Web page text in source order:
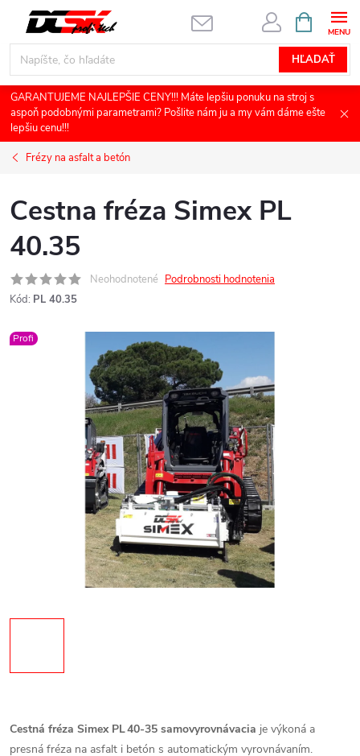
obsah
HĽADAŤ
KOŠÍK
GARANTUJEME NAJLEPŠIE CENY!!! Máte lepšiu ponuku na stroj s
aspoň podobnými parametrami? Pošlite nám ju a my vám dáme ešte
lepšiu cenu!!!
Frézy na asfalt a betón
Cestna fréza Simex PL
40.35
Neohodnotené Podrobnosti hodnotenia
Kód: PL 40.35
Profi
Cestná fréza Simex PL 40‑35 samovyrovnávacia je výkoná a
presná fréza na asfalt i betón s automatickým vyrovnávaním.